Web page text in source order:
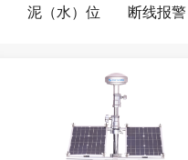
泥（水）位 断线报警